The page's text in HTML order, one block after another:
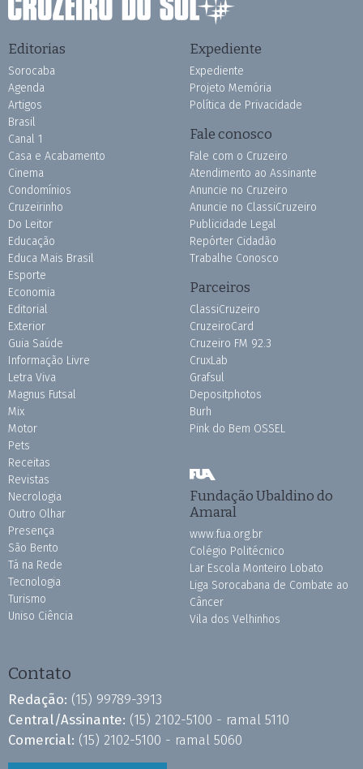
Editorias
Sorocaba
Agenda
Artigos
Brasil
Canal 1
Casa e Acabamento
Cinema
Condomínios
Cruzeirinho
Do Leitor
Educação
Educa Mais Brasil
Esporte
Economia
Editorial
Exterior
Guia Saúde
Informação Livre
Letra Viva
Magnus Futsal
Mix
Motor
Pets
Receitas
Revistas
Necrologia
Outro Olhar
Presença
São Bento
Tá na Rede
Tecnologia
Turismo
Uniso Ciência
Expediente
Expediente
Projeto Memória
Política de Privacidade
Fale conosco
Fale com o Cruzeiro
Atendimento ao Assinante
Anuncie no Cruzeiro
Anuncie no ClassiCruzeiro
Publicidade Legal
Repórter Cidadão
Trabalhe Conosco
Parceiros
ClassiCruzeiro
CruzeiroCard
Cruzeiro FM 92.3
CruxLab
Grafsul
Depositphotos
Burh
Pink do Bem OSSEL
Fundação Ubaldino do
Amaral
www.fua.org.br
Colégio Politécnico
Lar Escola Monteiro Lobato
Liga Sorocabana de Combate ao
Câncer
Vila dos Velhinhos
Contato
Redação: (15) 99789-3913
Central/Assinante: (15) 2102-5100 - ramal 5110
Comercial: (15) 2102-5100 - ramal 5060